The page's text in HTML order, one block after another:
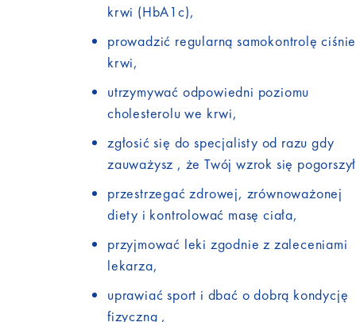
krwi (HbA1c),
prowadzić regularną samokontrolę
krwi,
utrzymywać odpowiedni poziomu
cholesterolu we krwi,
zgłosić się do specjalisty od razu gdy
zauważysz , że Twój wzrok się
przestrzegać zdrowej, zrównoważonej
diety i kontrolować masę ciała,
przyjmować leki zgodnie z zaleceniami
lekarza,
uprawiać sport i dbać o dobrą kondycję
fizyczną ,